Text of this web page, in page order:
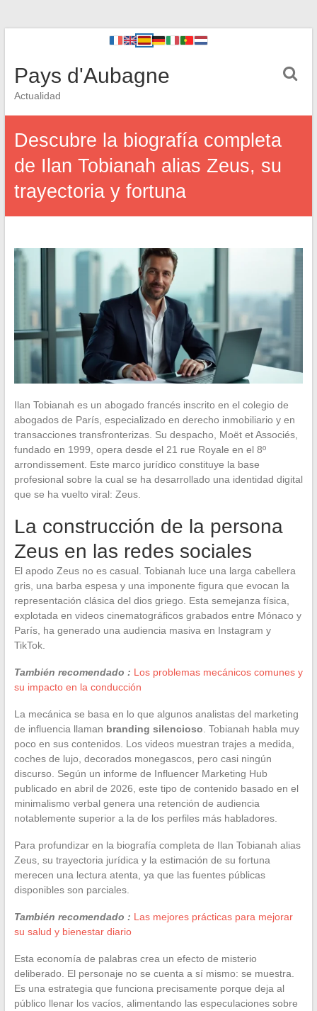
Pays d'Aubagne
Actualidad
Descubre la biografía completa
de Ilan Tobianah alias Zeus, su
trayectoria y fortuna
Ilan Tobianah es un abogado francés inscrito en el colegio de
abogados de París, especializado en derecho inmobiliario y en
transacciones transfronterizas. Su despacho, Moët et Associés,
fundado en 1999, opera desde el 21 rue Royale en el 8º
arrondissement. Este marco jurídico constituye la base
profesional sobre la cual se ha desarrollado una identidad digital
que se ha vuelto viral: Zeus.
La construcción de la persona
Zeus en las redes sociales
El apodo Zeus no es casual. Tobianah luce una larga cabellera
gris, una barba espesa y una imponente figura que evocan la
representación clásica del dios griego. Esta semejanza física,
explotada en videos cinematográficos grabados entre Mónaco y
París, ha generado una audiencia masiva en Instagram y
TikTok.
También recomendado : Los problemas mecánicos comunes y
su impacto en la conducción
La mecánica se basa en lo que algunos analistas del marketing
de influencia llaman branding silencioso . Tobianah habla muy
poco en sus contenidos. Los videos muestran trajes a medida,
coches de lujo, decorados monegascos, pero casi ningún
discurso. Según un informe de Influencer Marketing Hub
publicado en abril de 2026, este tipo de contenido basado en el
minimalismo verbal genera una retención de audiencia
notablemente superior a la de los perfiles más habladores.
Para profundizar en la biografía completa de Ilan Tobianah alias
Zeus, su trayectoria jurídica y la estimación de su fortuna
merecen una lectura atenta, ya que las fuentes públicas
disponibles son parciales.
También recomendado : Las mejores prácticas para mejorar
su salud y bienestar diario
Esta economía de palabras crea un efecto de misterio
deliberado. El personaje no se cuenta a sí mismo: se muestra.
Es una estrategia que funciona precisamente porque deja al
público llenar los vacíos, alimentando las especulaciones sobre